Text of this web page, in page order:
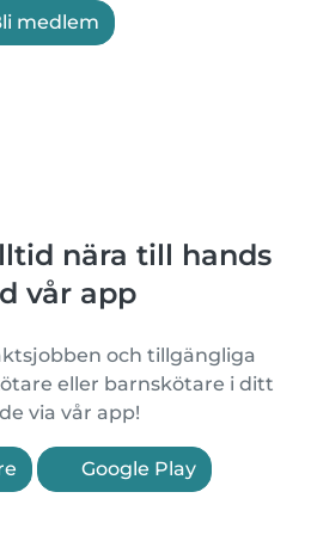
medlem
nära till hands
vår app
och tillgängliga
eller barnskötare i ditt
via vår app!
Google Play